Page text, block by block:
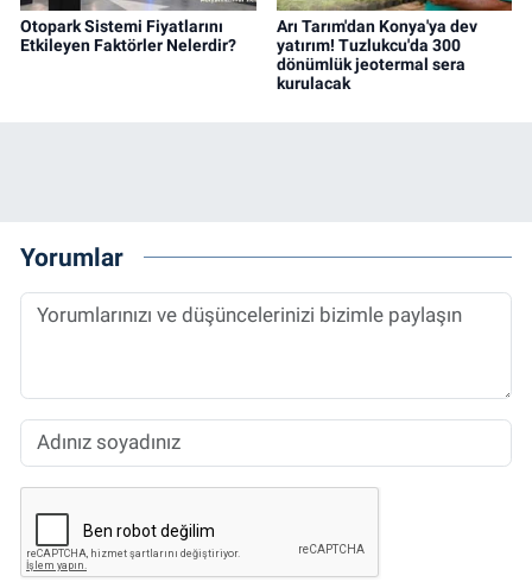
Otopark Sistemi Fiyatlarını
Etkileyen Faktörler Nelerdir?
Arı Tarım'dan Konya'ya dev
yatırım! Tuzlukcu'da 300
dönümlük jeotermal sera
kurulacak
Yorumlar